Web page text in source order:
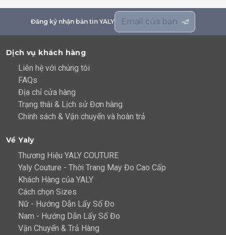
Đăng ký nhận bản tin YALY
Dịch vụ khách hàng
Liên hệ với chúng tôi
FAQs
Địa chỉ cửa hàng
Trạng thái & Lịch sử Đơn hàng
Chính sách & Vận chuyển và hoàn trả
Về Yaly
Thương Hiệu YALY COUTURE
Yaly Couture - Thời Trang May Đo Cao Cấp
Khách Hàng của YALY
Cách chọn Sizes
Nữ - Hướng Dẫn Lấy Số Đo
Nam - Hướng Dẫn Lấy Số Đo
Vận Chuyển & Trả Hàng